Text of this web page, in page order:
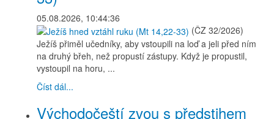
05.08.2026, 10:44:36
(ČZ 32/2026)
Ježíš přiměl učedníky, aby vstoupili na loď a jeli před ním
na druhý břeh, než propustí zástupy. Když je propustil,
vystoupil na horu, ...
Číst dál...
Východočeští zvou s předstihem